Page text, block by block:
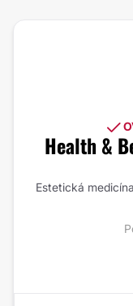
Health &
Estetická